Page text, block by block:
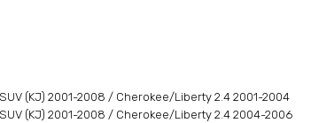
(KJ) 2001-2008 / Cherokee/Liberty 2.4 2001-2004
(KJ) 2001-2008 / Cherokee/Liberty 2.4 2004-2006